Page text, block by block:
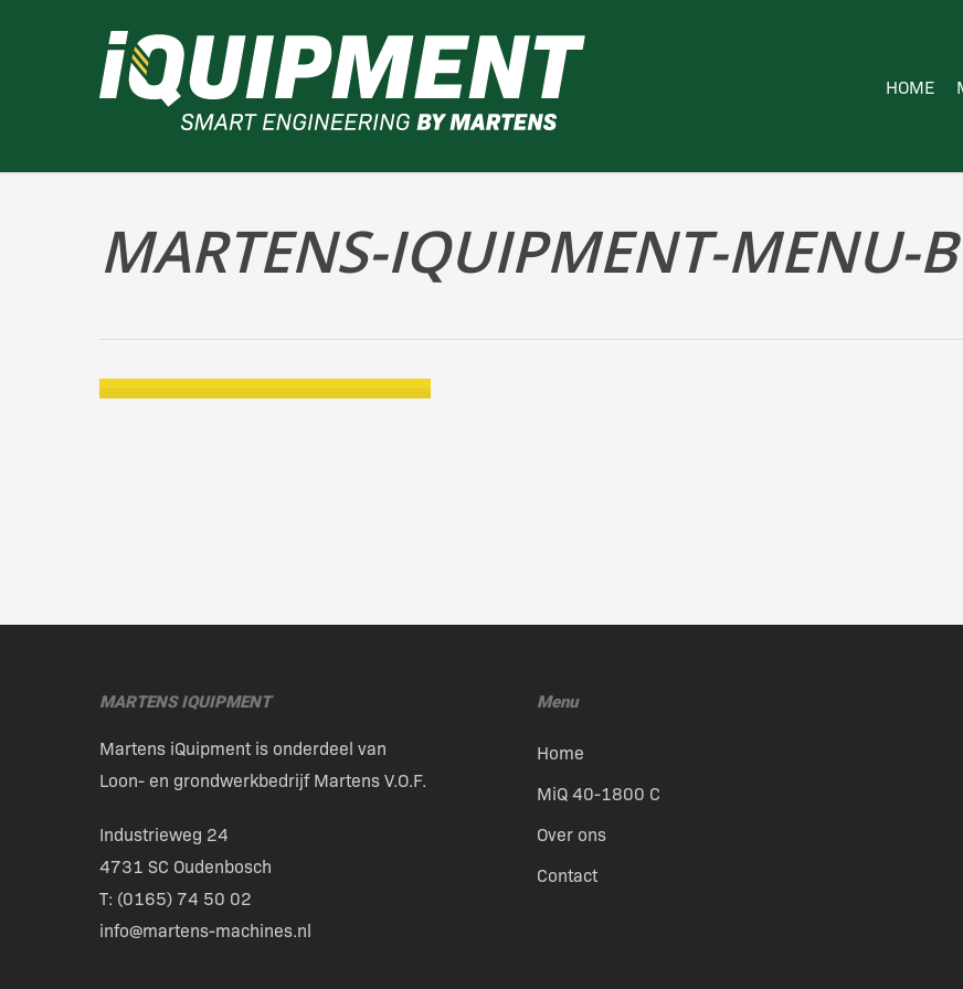
HOME
MARTENS-IQUIPMENT-MENU-
MARTENS IQUIPMENT
Martens iQuipment is onderdeel van
Loon- en grondwerkbedrijf Martens V.O.F.
Industrieweg 24
4731 SC Oudenbosch
T: (0165) 74 50 02
info@martens-machines.nl
Menu
Home
MiQ 40-1800 C
Over ons
Contact